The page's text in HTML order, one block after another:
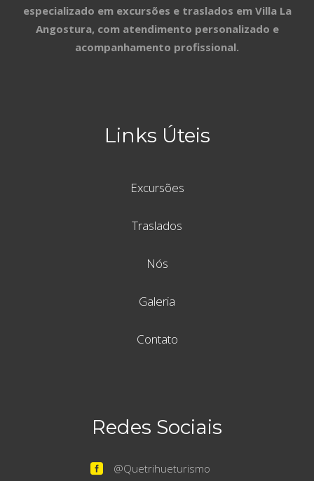
especializado em excursões e traslados em Villa La
Angostura, com atendimento personalizado e
acompanhamento profissional.
Links Úteis
Excursões
Traslados
Nós
Galeria
Contato
Redes Sociais
@Quetrihueturismo